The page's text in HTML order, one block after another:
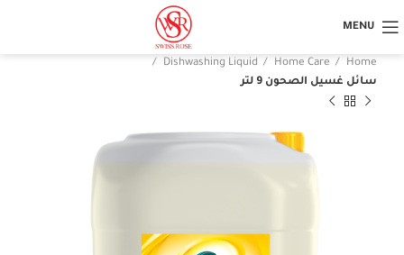
MENU
Home
Home Care
Dishwashing Liquid
سائل غسيل الصحون 9 لتر